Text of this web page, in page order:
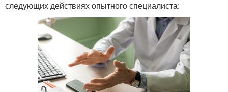
следующих действиях опытного специалиста: